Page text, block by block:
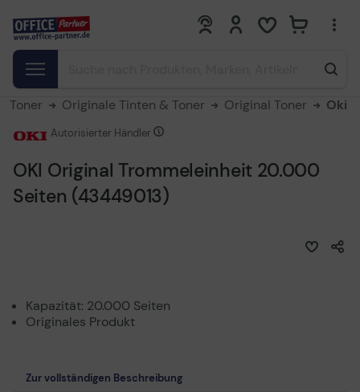
0 0
Toner Originale Tinten & Toner Original Toner Oki
OKI Original Trommeleinheit 20.000
Seiten (43449013)
Autorisierter Händler
Kapazität: 20.000 Seiten
Originales Produkt
Zur vollständigen Beschreibung